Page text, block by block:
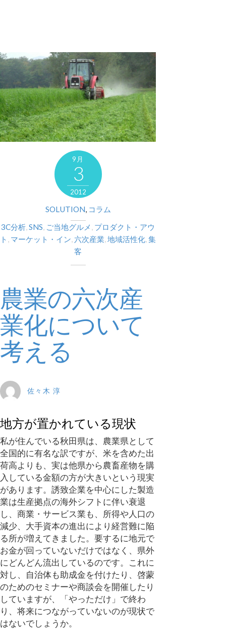
9月
3
2012
SOLUTION コラム
3C分析 ,SNS ご当地グルメ プロダクト・アウ
ト マーケット・イン 六次産業 ,地域活性化 ,集
客
農業の六次産
業化について
考える
佐々木 淳
地方が置かれている現状
私が住んでいる秋田県は、農業県として
全国的に有名な訳ですが、米を含めた出
荷高よりも、実は他県から農畜産物を購
入している金額の方が大きいという現実
があります。誘致企業を中心にした製造
業は生産拠点の海外シフトに伴い衰退
し、商業・サービス業も、所得や人口の
減少、大手資本の進出により経営難に陥
る所が増えてきました。要するに地元で
お金が回っていないだけではなく、県外
にどんどん流出しているのです。これに
対し、自治体も助成金を付けたり、啓蒙
のためのセミナーや商談会を開催したり
していますが、「やっただけ」で終わ
り、将来につながっていないのが現状で
はないでしょうか。